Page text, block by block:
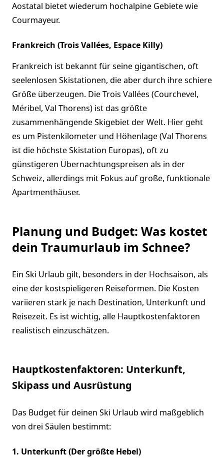
Aostatal bietet wiederum hochalpine Gebiete wie
Courmayeur.
Frankreich (Trois Vallées, Espace Killy)
Frankreich ist bekannt für seine gigantischen, oft
seelenlosen Skistationen, die aber durch ihre schiere
Größe überzeugen. Die Trois Vallées (Courchevel,
Méribel, Val Thorens) ist das größte
zusammenhängende Skigebiet der Welt. Hier geht
es um Pistenkilometer und Höhenlage (Val Thorens
ist die höchste Skistation Europas), oft zu
günstigeren Übernachtungspreisen als in der
Schweiz, allerdings mit Fokus auf große, funktionale
Apartmenthäuser.
Planung und Budget: Was kostet
dein Traumurlaub im Schnee?
Ein Ski Urlaub gilt, besonders in der Hochsaison, als
eine der kostspieligeren Reiseformen. Die Kosten
variieren stark je nach Destination, Unterkunft und
Reisezeit. Es ist wichtig, alle Hauptkostenfaktoren
realistisch einzuschätzen.
Hauptkostenfaktoren: Unterkunft,
Skipass und Ausrüstung
Das Budget für deinen Ski Urlaub wird maßgeblich
von drei Säulen bestimmt:
1. Unterkunft (Der größte Hebel)